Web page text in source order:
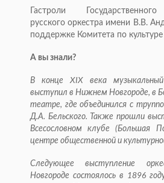
Гастроли
русского оркестра имени В.В.
поддержке Комитета по
А вы знали?
В конце XIX века
выступил в Нижнем Новгороде, в
театре, где объединился с
Д.А. Бельского. Также прошли
Всесословном клубе (Большая
центре общественной и
Следующее выступление
Новгороде состоялось в 1896